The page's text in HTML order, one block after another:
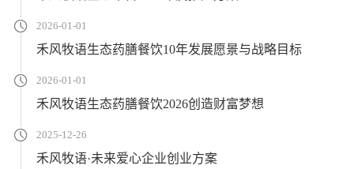
2026-01-01
禾风牧语生态药膳餐饮10年发展愿景与战略目标
2026-01-01
禾风牧语生态药膳餐饮2026创造财富梦想
2025-12-26
禾风牧语·未来爱心企业创业方案